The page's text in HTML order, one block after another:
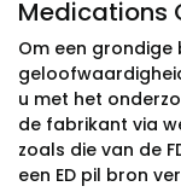
Medications
Om een
u met het
de fabrikant via
zoals die van de
een ED pil bron